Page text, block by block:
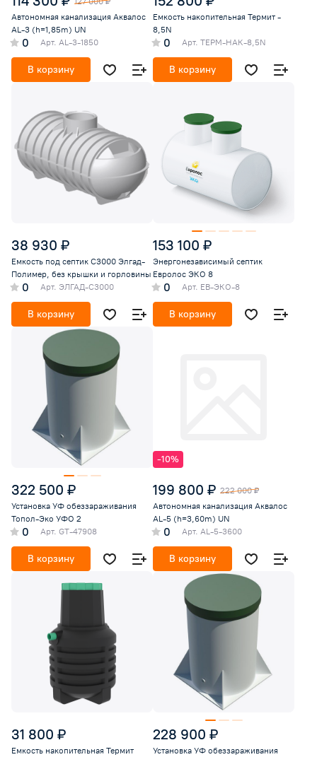
Автономная канализация Аквалос
AL-3 (h=1,85m) UN
0 Арт. AL-3-1850
В корзину
Емкость накопительная Термит -
8,5N
0 Арт. ТЕРМ-НАК-8,5N
В корзину
38 930 ₽
Емкость под септик С3000 Элгад-
Полимер, без крышки и горловины
0 Арт. ЭЛГАД-С3000
В корзину
153 100 ₽
Энергонезависимый септик
Евролос ЭКО 8
0 Арт. ЕВ-ЭКО-8
В корзину
322 500 ₽
Установка УФ обеззараживания
Топол-Эко УФО 2
0 Арт. GT-47908
В корзину
-10%
199 800 ₽ 222 000 ₽
Автономная канализация Аквалос
AL-5 (h=3,60m) UN
0 Арт. AL-5-3600
В корзину
31 800 ₽
Емкость накопительная Термит
228 900 ₽
Установка УФ обеззараживания